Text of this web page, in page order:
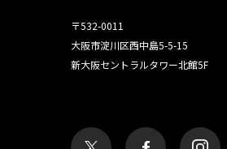
〒532-0011
大阪市淀川区西中島5-5-15
新大阪セントラルタワー北館5F